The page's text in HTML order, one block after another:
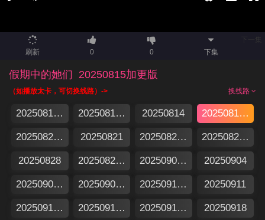
刷新 0 0 下集
假期中的她们 20250815加更版
换线路
（如播放太卡，可切换线路）->
20250813集结篇 20250813特别企划 20250814 20250815加更版
20250820假期日记 20250821 20250822加更版 20250827假期日记
20250828 20250829加更版 20250903假期日记 20250904
20250905加更版 20250905特别企划 20250910假期日记 20250911
20250912加更版 20250912特别企划 20250917假期日记 20250918